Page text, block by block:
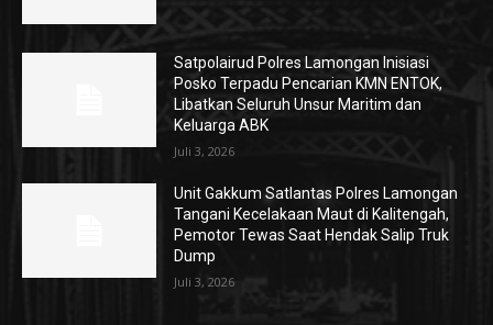
Satpolairud Polres Lamongan Inisiasi
Posko Terpadu Pencarian KMN ENTOK,
Libatkan Seluruh Unsur Maritim dan
Keluarga ABK
Juli 3, 2026
Unit Gakkum Satlantas Polres Lamongan
Tangani Kecelakaan Maut di Kalitengah,
Pemotor Tewas Saat Hendak Salip Truk
Dump
Juli 3, 2026